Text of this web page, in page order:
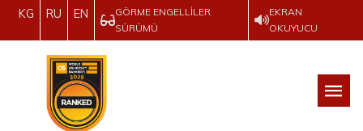
KG RU EN
GÖRME ENGELLILER
SÜRÜMÜ
EKRAN
OKUYUCU